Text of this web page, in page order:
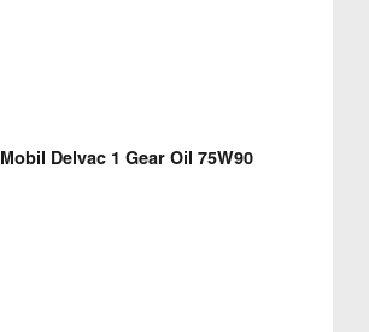
Mobil Delvac 1 Gear Oil 75W90